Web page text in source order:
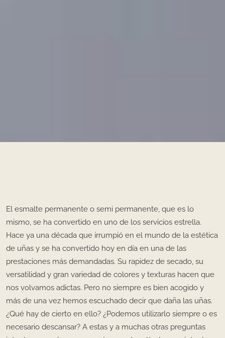
El esmalte permanente o semi permanente, que es lo
mismo, se ha convertido en uno de los servicios estrella.
Hace ya una década que irrumpió en el mundo de la estética
de uñas y se ha convertido hoy en día en una de las
prestaciones más demandadas. Su rapidez de secado, su
versatilidad y gran variedad de colores y texturas hacen que
nos volvamos adictas. Pero no siempre es bien acogido y
más de una vez hemos escuchado decir que daña las uñas.
¿Qué hay de cierto en ello? ¿Podemos utilizarlo siempre o es
necesario descansar? A estas y a muchas otras preguntas